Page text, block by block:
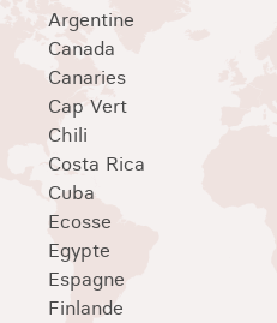
Argentine
Canada
Canaries
Cap Vert
Chili
Costa Rica
Cuba
Ecosse
Egypte
Espagne
Finlande